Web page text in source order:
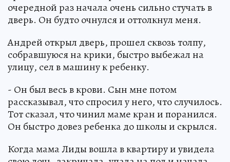
очередной раз начала очень сильно стучать в
дверь. Он будто очнулся и оттолкнул меня.
Андрей открыл дверь, прошел сквозь толпу,
собравшуюся на крики, быстро выбежал на
улицу, сел в машину к ребенку.
- Он был весь в крови. Сын мне потом
рассказывал, что спросил у него, что случилось.
Тот сказал, что чинил маме кран и поранился.
Он быстро довез ребенка до школы и скрылся.
Когда мама Лиды вошла в квартиру и увидела